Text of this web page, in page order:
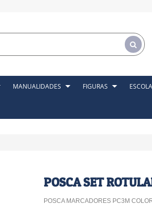
MANUALIDADES FIGURAS
POSCA SET
POSCA MARCADORES PC3M